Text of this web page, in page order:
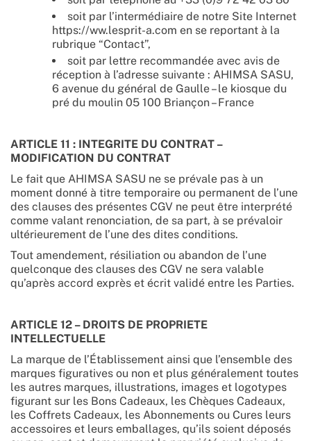
soit par l’intermédiaire de notre Site Internet
https://ww.lesprit-a.com en se reportant à la
rubrique “Contact”,
soit par lettre recommandée avec avis de
réception à l’adresse suivante : AHIMSA SASU,
6 avenue du général de Gaulle – le kiosque du
pré du moulin 05 100 Briançon – France
ARTICLE 11 : INTEGRITE DU CONTRAT –
MODIFICATION DU CONTRAT
Le fait que AHIMSA SASU ne se prévale pas à un
moment donné à titre temporaire ou permanent de l’une
des clauses des présentes CGV ne peut être interprété
comme valant renonciation, de sa part, à se prévaloir
ultérieurement de l’une des dites conditions.
Tout amendement, résiliation ou abandon de l’une
quelconque des clauses des CGV ne sera valable
qu’après accord exprès et écrit validé entre les Parties.
ARTICLE 12 – DROITS DE PROPRIETE
INTELLECTUELLE
La marque de l’Établissement ainsi que l’ensemble des
marques figuratives ou non et plus généralement toutes
les autres marques, illustrations, images et logotypes
figurant sur les Bons Cadeaux, les Chèques Cadeaux,
les Coffrets Cadeaux, les Abonnements ou Cures leurs
accessoires et leurs emballages, qu’ils soient déposés